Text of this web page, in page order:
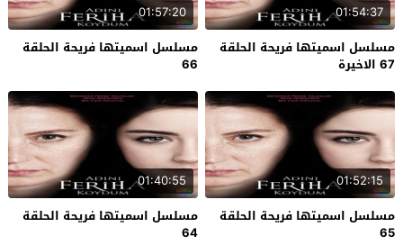
01:54:37
مسلسل اسميتها فريحة الحلقة
67 الاخيرة
01:57:20
مسلسل اسميتها فريحة الحلقة
66
01:52:15
مسلسل اسميتها فريحة الحلقة
65
01:40:55
مسلسل اسميتها فريحة الحلقة
64